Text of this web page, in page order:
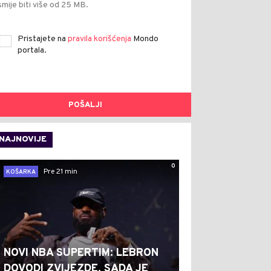
biti više od 25 MB.
Pristajete na pravila korišćenja Mondo
portala.
POŠALJI
NAJNOVIJE
0
KOŠARKA
Pre 21 min
NOVI NBA SUPERTIM: LEBRON